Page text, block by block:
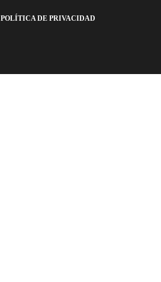
POLÍTICA DE PRIVACIDAD